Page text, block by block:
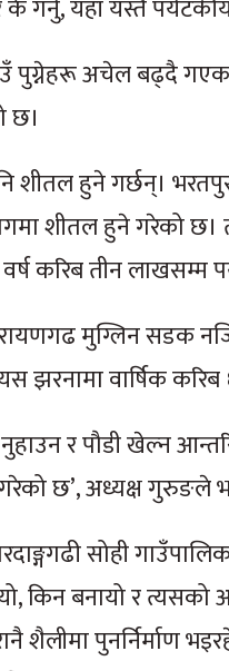
गर्नु, यहाँ यस्तै
पुग्नेहरू अचेल बढ्दै
छ।
शीतल हुने गर्छन्।
शीतल हुने गरेको छ।
करिब तीन
मुग्लिन सडक
झरनामा वार्षिक
नुहाउन र पौडी खेल्न
छ’, अध्यक्ष गुरुङले
सोही
बनायो र त्यसको
शैलीमा पुनर्निर्माण